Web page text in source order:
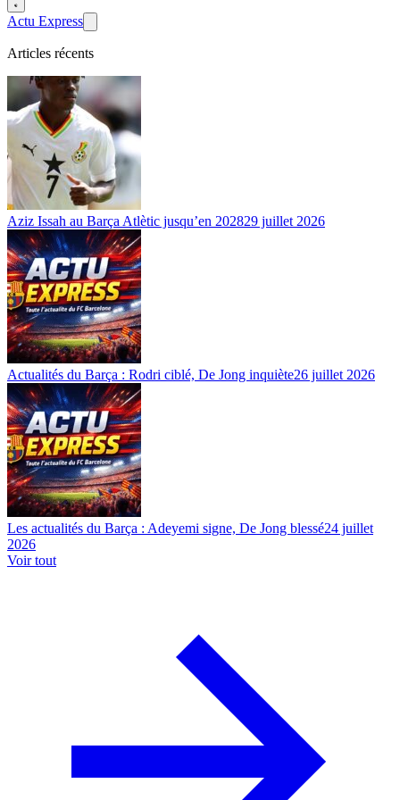
Actu Express
Articles récents
Aziz Issah au Barça Atlètic jusqu’en 202829 juillet 2026
Actualités du Barça : Rodri ciblé, De Jong inquiète26 juillet 2026
Les actualités du Barça : Adeyemi signe, De Jong blessé24 juillet
2026
Voir tout